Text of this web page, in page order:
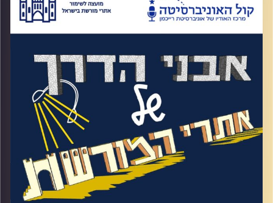
תרבות וראש ממשלה אחד. הפלמ"ח הייתה
תנועה יוצאת דופן. צבא שמממן את עצמו. חלק
מתאמנים בלחימה. בערב, היו יושבים במעגל.
מדברים, מתווכחים ושרים. מוזמנים להאזין
לפרק הכי מוזיקלי שלנו עד כה באבני דרך.
האזינו לאורי טולידאנו מראיין את שירי ארליך
וזאב לכיש.
המועצה לשימור אתרים